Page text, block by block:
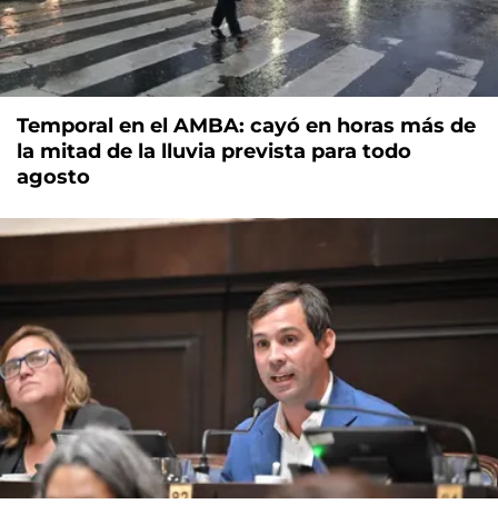
Temporal en el AMBA: cayó en horas más de
la mitad de la lluvia prevista para todo
agosto